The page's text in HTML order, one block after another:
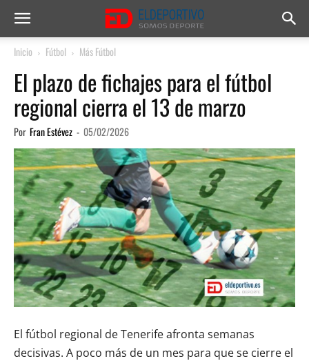
Inicio Fútbol Más Fútbol
El plazo de fichajes para el fútbol
regional cierra el 13 de marzo
Por Fran Estévez - 05/02/2026
El fútbol regional de Tenerife afronta semanas
decisivas. A poco más de un mes para que se cierre el